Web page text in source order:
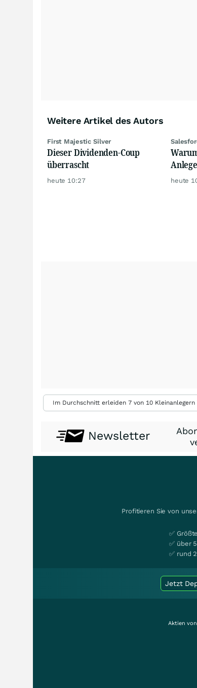
Weitere Artikel des Autors
First Majestic Silver
Dieser Dividenden-Coup
überrascht
heute 10:27 heute
Im Durchschnitt erleiden 7 von 10
Newsletter
Profitieren Sie von
✅
✅ über
✅ rund
Jetzt
Aktien